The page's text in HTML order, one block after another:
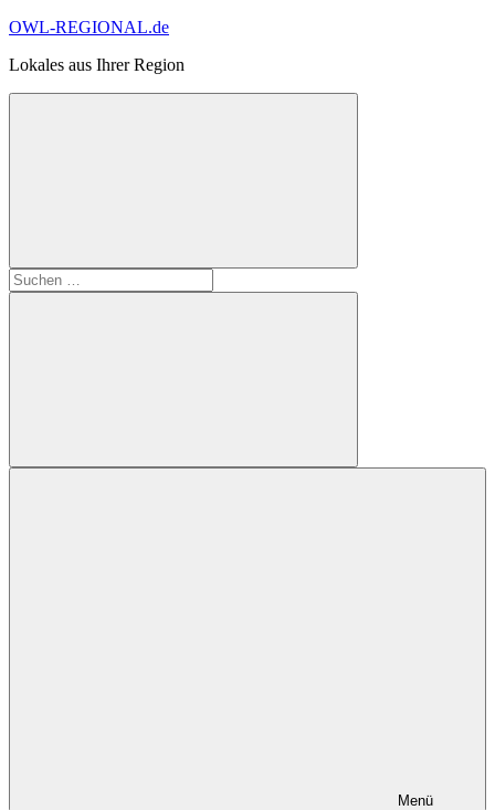
Zum
springen
OWL-REGIONAL.de
Lokales aus Ihrer Region
Suchformular
öffnen
Suchen
nach:
Suchen
Menü